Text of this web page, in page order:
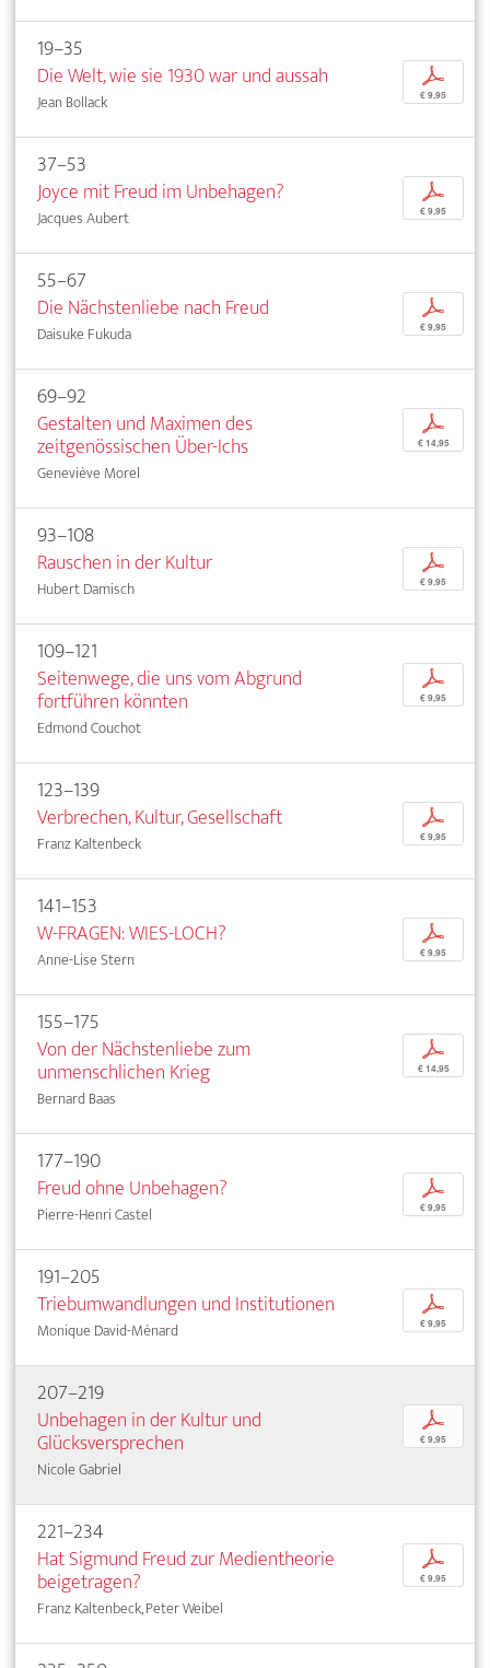
19–35
Die Welt, wie sie 1930 war und aussah
Jean Bollack
p
€ 9,95
37–53
Joyce mit Freud im Unbehagen?
Jacques Aubert
p
€ 9,95
55–67
Die Nächstenliebe nach Freud
Daisuke Fukuda
p
€ 9,95
69–92
Gestalten und Maximen des
zeitgenössischen Über-Ichs
Geneviève Morel
p
€ 14,95
93–108
Rauschen in der Kultur
Hubert Damisch
p
€ 9,95
109–121
Seitenwege, die uns vom Abgrund
fortführen könnten
Edmond Couchot
p
€ 9,95
123–139
Verbrechen, Kultur, Gesellschaft
Franz Kaltenbeck
p
€ 9,95
141–153
W-FRAGEN: WIES-LOCH?
Anne-Lise Stern
p
€ 9,95
155–175
Von der Nächstenliebe zum
unmenschlichen Krieg
Bernard Baas
p
€ 14,95
177–190
Freud ohne Unbehagen?
Pierre-Henri Castel
p
€ 9,95
191–205
Triebumwandlungen und Institutionen
Monique David-Ménard
p
€ 9,95
207–219
Unbehagen in der Kultur und
Glücksversprechen
Nicole Gabriel
p
€ 9,95
221–234
Hat Sigmund Freud zur Medientheorie
beigetragen?
Franz Kaltenbeck, Peter Weibel
p
€ 9,95